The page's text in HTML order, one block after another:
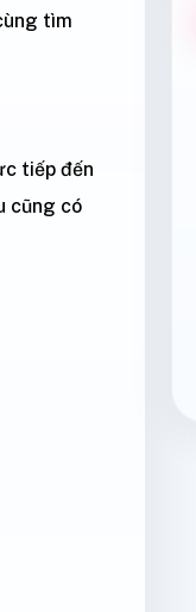
tìm
tiếp đến
cũng có